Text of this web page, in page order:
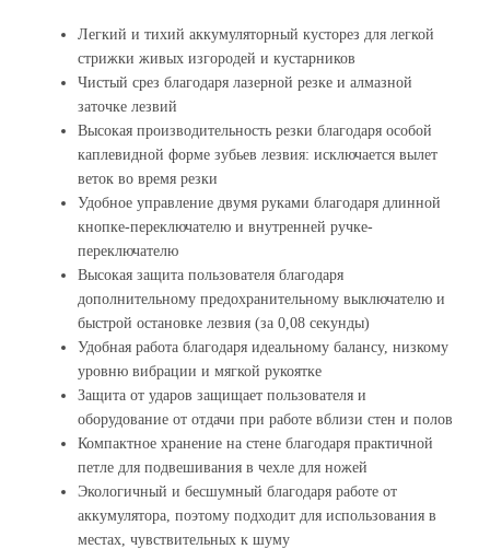
Легкий и тихий аккумуляторный кусторез для легкой
стрижки живых изгородей и кустарников
Чистый срез благодаря лазерной резке и алмазной
заточке лезвий
Высокая производительность резки благодаря особой
каплевидной форме зубьев лезвия: исключается вылет
веток во время резки
Удобное управление двумя руками благодаря длинной
кнопке-переключателю и внутренней ручке-
переключателю
Высокая защита пользователя благодаря
дополнительному предохранительному выключателю и
быстрой остановке лезвия (за 0,08 секунды)
Удобная работа благодаря идеальному балансу, низкому
уровню вибрации и мягкой рукоятке
Защита от ударов защищает пользователя и
оборудование от отдачи при работе вблизи стен и полов
Компактное хранение на стене благодаря практичной
петле для подвешивания в чехле для ножей
Экологичный и бесшумный благодаря работе от
аккумулятора, поэтому подходит для использования в
местах, чувствительных к шуму